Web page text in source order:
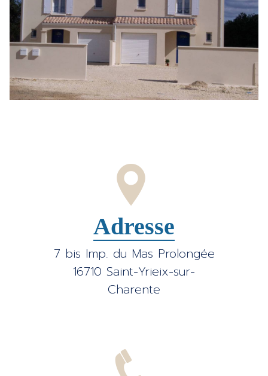
Adresse
7 bis Imp. du Mas Prolongée
16710 Saint-Yrieix-sur-
Charente